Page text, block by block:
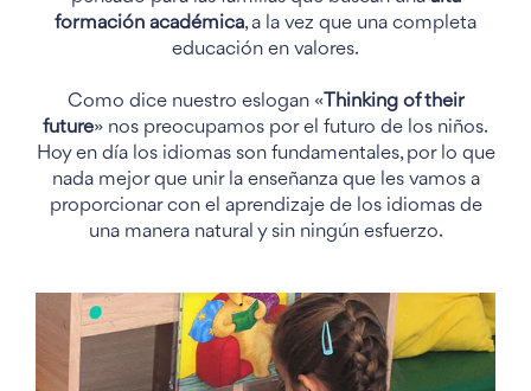
formación académica, a la vez que una completa
educación en valores.
Como dice nuestro eslogan «Thinking of their
future» nos preocupamos por el futuro de los niños.
Hoy en día los idiomas son fundamentales, por lo que
nada mejor que unir la enseñanza que les vamos a
proporcionar con el aprendizaje de los idiomas de
una manera natural y sin ningún esfuerzo.